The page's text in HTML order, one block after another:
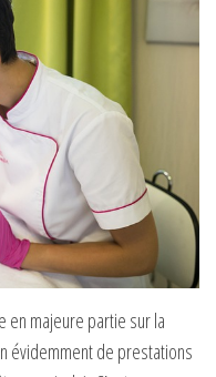
en majeure partie sur la
évidemment de prestations